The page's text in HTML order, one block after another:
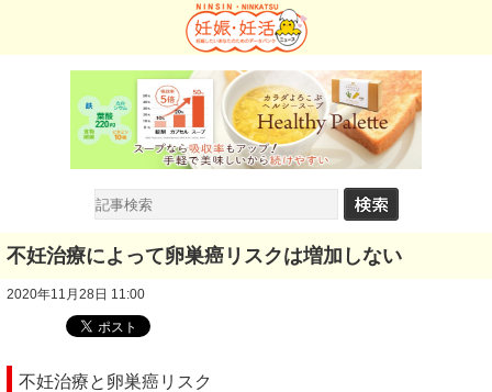
不妊治療によって卵巣癌リスクは増加しない
2020年11月28日 11:00
不妊治療と卵巣癌リスク